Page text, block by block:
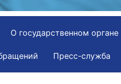
О государственном органе
Пресс-служба